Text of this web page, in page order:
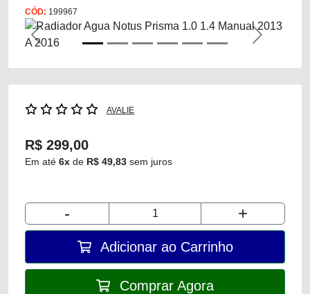
CÓD: 199967
Previous Next
AVALIE
R$ 299,00
Em até 6x de R$ 49,83 sem juros
- +
Adicionar ao Carrinho
Comprar Agora